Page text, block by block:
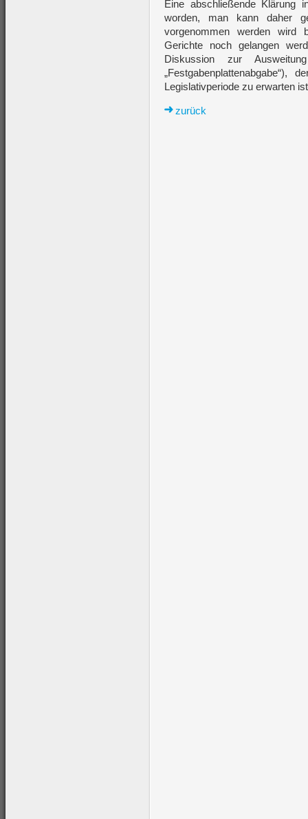
Eine abschließende Klärung
worden, man kann daher
vorgenommen werden wird
Gerichte noch gelangen
Diskussion zur
„Festgabenplattenabgabe“),
Legislativperiode zu erwarten
zurück